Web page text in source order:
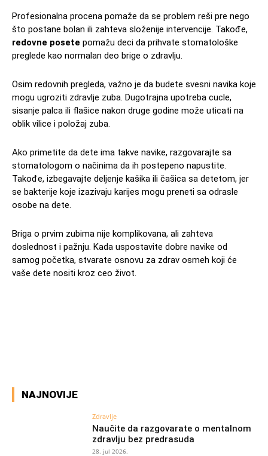
Profesionalna procena pomaže da se problem reši pre nego
što postane bolan ili zahteva složenije intervencije. Takođe,
redovne posete pomažu deci da prihvate stomatološke
preglede kao normalan deo brige o zdravlju.
Osim redovnih pregleda, važno je da budete svesni navika koje
mogu ugroziti zdravlje zuba. Dugotrajna upotreba cucle,
sisanje palca ili flašice nakon druge godine može uticati na
oblik vilice i položaj zuba.
Ako primetite da dete ima takve navike, razgovarajte sa
stomatologom o načinima da ih postepeno napustite.
Takođe, izbegavajte deljenje kašika ili čašica sa detetom, jer
se bakterije koje izazivaju karijes mogu preneti sa odrasle
osobe na dete.
Briga o prvim zubima nije komplikovana, ali zahteva
doslednost i pažnju. Kada uspostavite dobre navike od
samog početka, stvarate osnovu za zdrav osmeh koji će
vaše dete nositi kroz ceo život.
NAJNOVIJE
Zdravlje
Naučite da razgovarate o mentalnom
zdravlju bez predrasuda
28. jul 2026.